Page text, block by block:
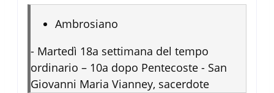
Ambrosiano
- Martedì 18a settimana del tempo
ordinario – 10a dopo Pentecoste - San
Giovanni Maria Vianney, sacerdote